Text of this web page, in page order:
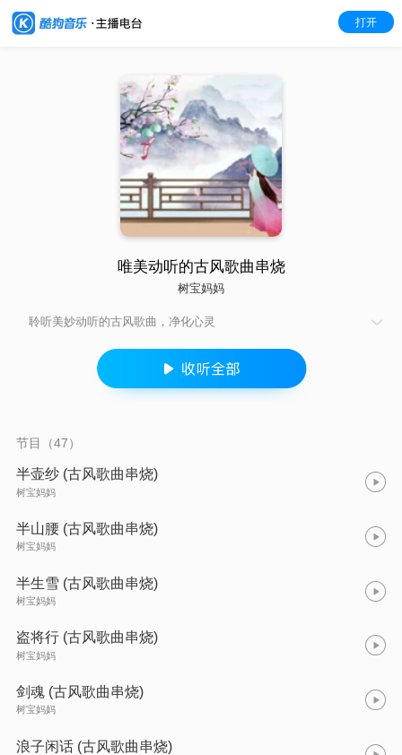
打开
唯美动听的古风歌曲串烧
树宝妈妈
聆听美妙动听的古风歌曲，净化心灵
节目（47）
半壶纱 (古风歌曲串烧)
树宝妈妈
半山腰 (古风歌曲串烧)
树宝妈妈
半生雪 (古风歌曲串烧)
树宝妈妈
盗将行 (古风歌曲串烧)
树宝妈妈
剑魂 (古风歌曲串烧)
树宝妈妈
浪子闲话 (古风歌曲串烧)